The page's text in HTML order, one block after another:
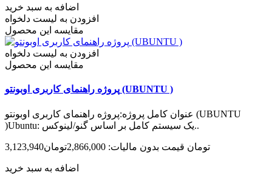
اضافه به سبد خرید
افزودن به لیست دلخواه
مقایسه این محصول
افزودن به لیست دلخواه
مقایسه این محصول
پروژه راهنمای کاربری اوبونتو (UBUNTU )
عنوان کامل پروژه:پروژه راهنمای کاربری اوبونتو (UBUNTU
)Ubuntu: یک سیستم کامل بر اساس گنو/لینوکس..
3,123,940تومان قیمت بدون مالیات: 2,866,000تومان
اضافه به سبد خرید